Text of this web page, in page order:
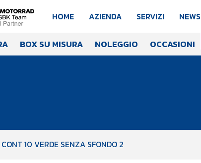
HOME AZIENDA SERVIZI NEWS
BOX SU MISURA NOLEGGIO OCCASIONI
CONT 10 VERDE SENZA SFONDO 2